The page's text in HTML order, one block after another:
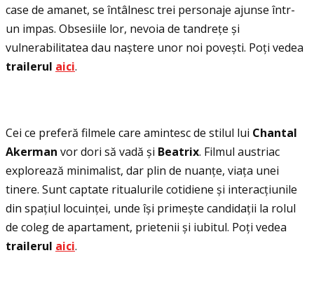
case de amanet, se întâlnesc trei personaje ajunse într-
un impas. Obsesiile lor, nevoia de tandreţe și
vulnerabilitatea dau naștere unor noi povești. Poţi vedea
trailerul aici.
Cei ce preferă filmele care amintesc de stilul lui Chantal
Akerman vor dori să vadă și Beatrix. Filmul austriac
explorează minimalist, dar plin de nuanţe, viaţa unei
tinere. Sunt captate ritualurile cotidiene și interacţiunile
din spaţiul locuinţei, unde își primește candidaţii la rolul
de coleg de apartament, prietenii și iubitul. Poţi vedea
trailerul aici.